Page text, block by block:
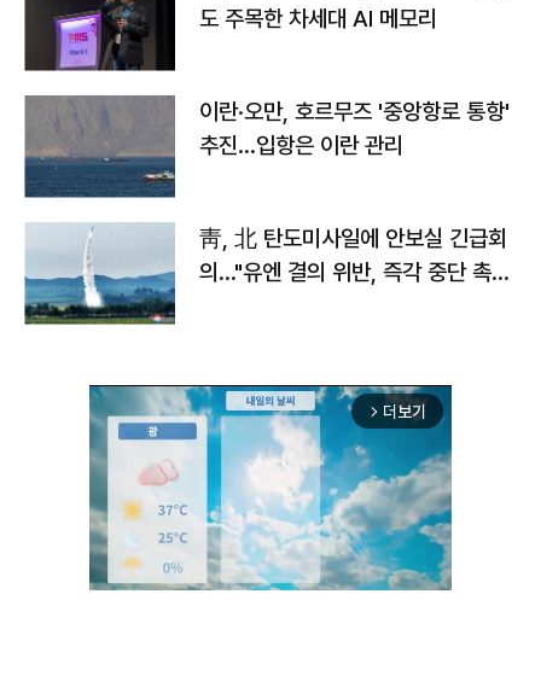
도 주목한 차세대 AI 메모리
이란·오만, 호르무즈 '중앙항로 통항'
추진…입항은 이란 관리
靑, 北 탄도미사일에 안보실 긴급회
의…"유엔 결의 위반, 즉각 중단 촉
arrow_forward_ios 더보기